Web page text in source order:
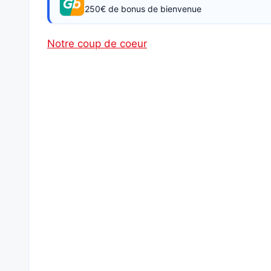
250€ de bonus de bienvenue
Notre coup de coeur